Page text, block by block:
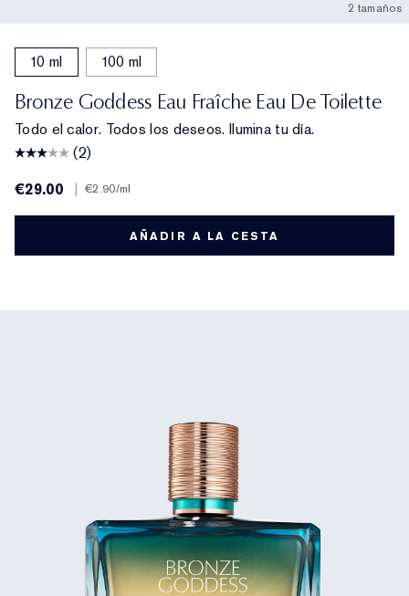
2 tamaños
10 ml 100 ml
Bronze Goddess Eau Fraîche Eau De Toilette
Todo el calor. Todos los deseos. Ilumina tu día.
(2)
€29.00
€2.90/ml
AÑADIR A LA CESTA